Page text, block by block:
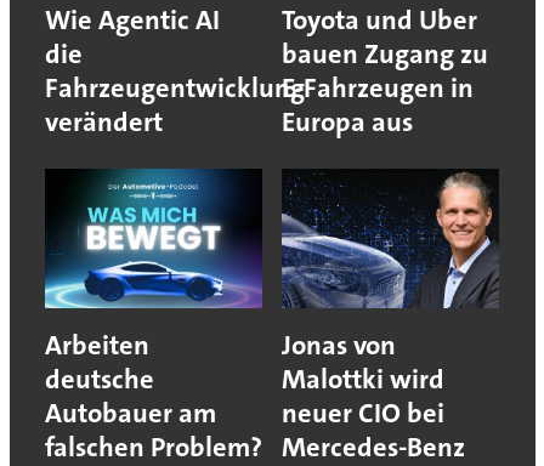
Wie Agentic AI
die
Fahrzeugentwicklung
verändert
Toyota und Uber
bauen Zugang zu
E-Fahrzeugen in
Europa aus
Arbeiten
deutsche
Autobauer am
falschen Problem?
Jonas von
Malottki wird
neuer CIO bei
Mercedes-Benz